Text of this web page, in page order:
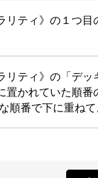
リティ》の１つ
リティ》の「デ
置かれていた順
順番で下に重ねて